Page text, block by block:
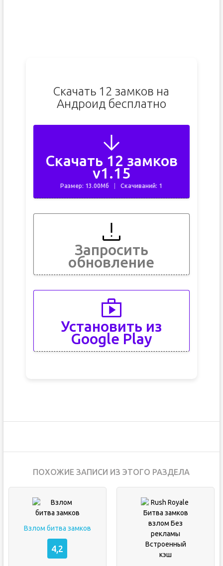
Скачать 12 замков на
Андроид бесплатно
Скачать 12 замков
v1.15
Размер: 13.00Мб Скачиваний: 1
Запросить
обновление
Установить из
Google Play
ПОХОЖИЕ ЗАПИСИ ИЗ ЭТОГО РАЗДЕЛА
Взлом битва замков
4,2